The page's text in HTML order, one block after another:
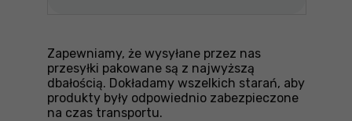
Zapewniamy, że wysyłane przez nas
przesyłki pakowane są z najwyższą
dbałością. Dokładamy wszelkich starań, aby
produkty były odpowiednio zabezpieczone
na czas transportu.